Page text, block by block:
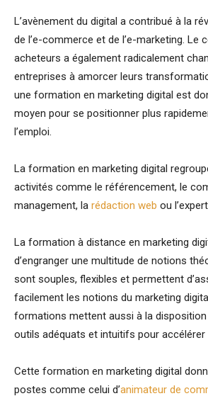
L’avènement du digital a contribué à la
de l’e-commerce et de l’e-marketing. Le
acheteurs a également radicalement
entreprises à amorcer leurs
une formation en marketing digital est
moyen pour se positionner plus
l’emploi.
La formation en marketing digital
activités comme le référencement, le
management, la rédaction web ou
La formation à distance en marketing
d’engranger une multitude de notions
sont souples, flexibles et permettent
facilement les notions du marketing
formations mettent aussi à la
outils adéquats et intuitifs pour
Cette formation en marketing digital
postes comme celui d’animateur de